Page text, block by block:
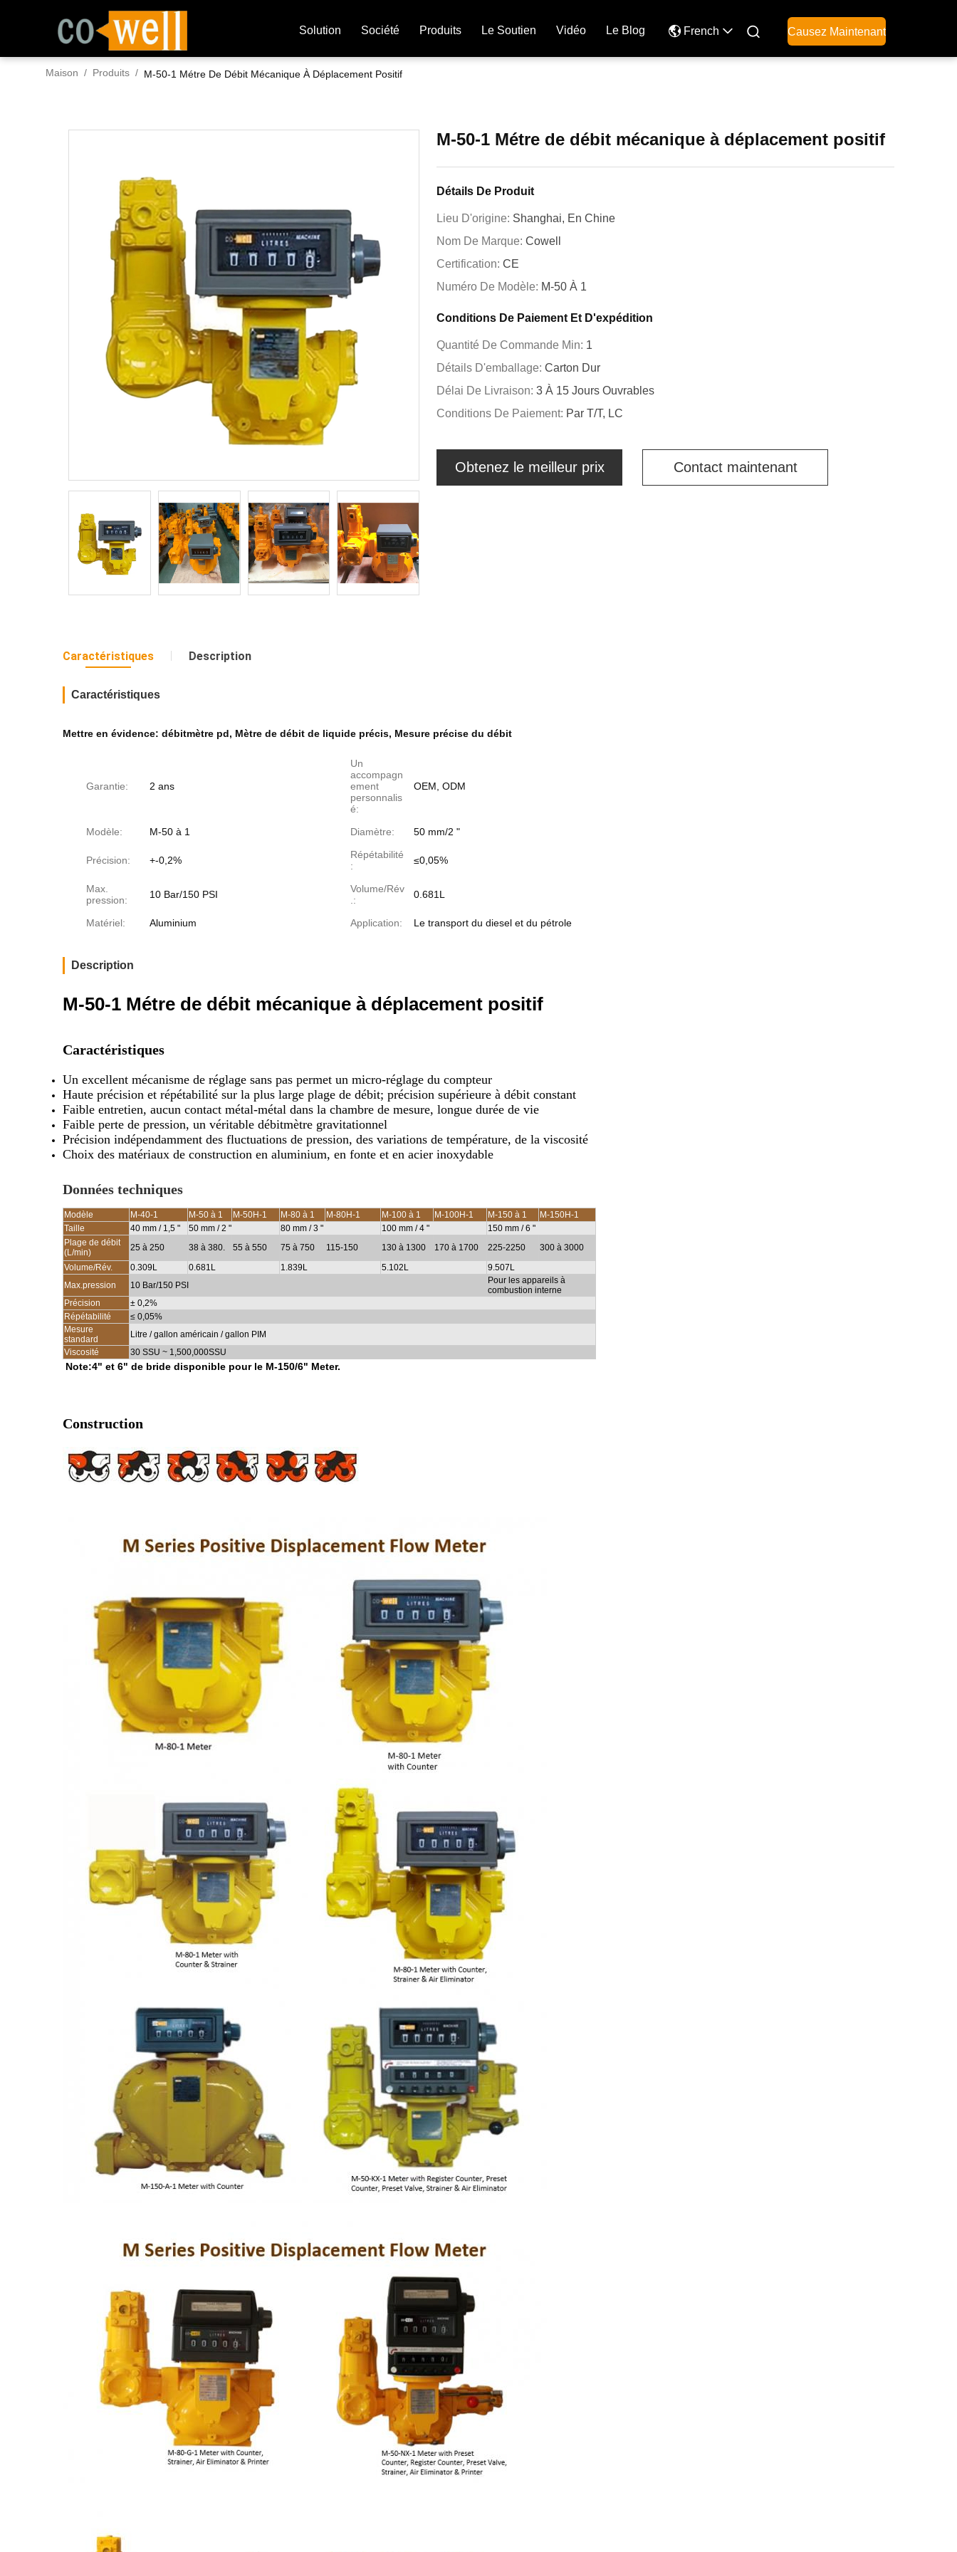
Solution Société Produits Le Soutien Vidéo Le Blog French  Causez Maintenant
Maison / Produits / M-50-1 Métre De Débit Mécanique À Déplacement Positif
M-50-1 Métre de débit mécanique à déplacement positif
Détails De Produit
Lieu D'origine: Shanghai, En Chine
Nom De Marque: Cowell
Certification: CE
Numéro De Modèle: M-50 À 1
Conditions De Paiement Et D'expédition
Quantité De Commande Min: 1
Détails D'emballage: Carton Dur
Délai De Livraison: 3 À 15 Jours Ouvrables
Conditions De Paiement: Par T/T, LC
Obtenez le meilleur prix Contact maintenant
Caractéristiques Description
Caractéristiques
Mettre en évidence: débitmètre pd, Mètre de débit de liquide précis, Mesure précise du débit
Garantie: 2 ans
Un
accompagn
ement
personnalis
é:
OEM, ODM
Modèle: M-50 à 1 Diamètre: 50 mm/2 "
Précision: +-0,2%
Répétabilité
:
≤0,05%
Max.
pression:
10 Bar/150 PSI
Volume/Rév
.:
0.681L
Matériel: Aluminium Application: Le transport du diesel et du pétrole
Description
M-50-1 Métre de débit mécanique à déplacement positif
Caractéristiques
Un excellent mécanisme de réglage sans pas permet un micro-réglage du compteur
Haute précision et répétabilité sur la plus large plage de débit; précision supérieure à débit constant
Faible entretien, aucun contact métal-métal dans la chambre de mesure, longue durée de vie
Faible perte de pression, un véritable débitmètre gravitationnel
Précision indépendamment des fluctuations de pression, des variations de température, de la viscosité
Choix des matériaux de construction en aluminium, en fonte et en acier inoxydable
Données techniques
Modèle M-40-1 M-50 à 1 M-50H-1 M-80 à 1 M-80H-1 M-100 à 1 M-100H-1 M-150 à 1
M-150H-1
Taille
40 mm / 1,5 " 50 mm / 2 " 80 mm / 3 " 100 mm / 4 "
150 mm / 6 "
Plage de débit
(L/min)
25 à 250 38 à 380. 55 à 550 75 à 750 115-150 130 à 1300 170 à 1700 225-2250
300 à 3000
Volume/Rév.
0.309L 0.681L 1.839L 5.102L
9.507L
Max.pression
10 Bar/150 PSI
Pour les appareils à
combustion interne
Précision
± 0,2%
Répétabilité
≤ 0,05%
Mesure
standard
Litre / gallon américain / gallon PIM
Viscosité
30 SSU ~ 1,500,000SSU
Note:4" et 6" de bride disponible pour le M-150/6" Meter.
Construction